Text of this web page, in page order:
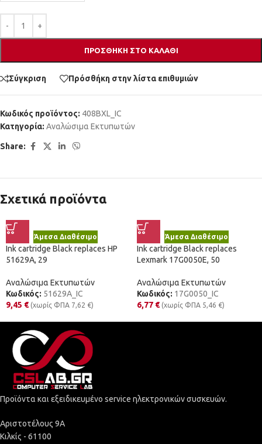
ΠΡΟΣΘΉΚΗ ΣΤΟ ΚΑΛΆΘΙ
Σύγκριση Πρόσθήκη στην λίστα επιθυμιών
Κωδικός προϊόντος: 408BXL_IC
Κατηγορία: Αναλώσιμα Εκτυπωτών
Share:
Σχετικά προϊόντα
Άμεσα Διαθέσιμο
Ink cartridge Black replaces HP
51629A, 29
Αναλώσιμα Εκτυπωτών
Κωδικός: 51629A_IC
9,45 € (χωρίς ΦΠΑ 7,62 €)
Άμεσα Διαθέσιμο
Ink cartridge Black replaces
Lexmark 17G0050E, 50
Αναλώσιμα Εκτυπωτών
Κωδικός: 17G0050_IC
6,77 € (χωρίς ΦΠΑ 5,46 €)
Προϊόντα και εξειδικευμένο service ηλεκτρονικών συσκευών.
Αριστοτέλους 9Α
Κιλκίς - 61100